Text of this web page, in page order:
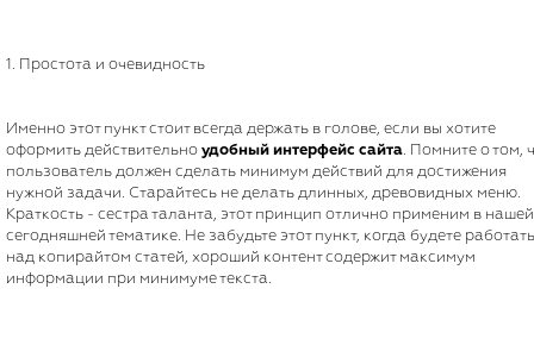
1. Простота и очевидность
Именно этот пункт стоит всегда держать в голове, если вы хотите
оформить действительно удобный интерфейс сайта . Помните о том,
пользователь должен сделать минимум действий для достижения
нужной задачи. Старайтесь не делать длинных, древовидных меню.
Краткость - сестра таланта, этот принцип отлично применим в нашей
сегодняшней тематике. Не забудьте этот пункт, когда будете работать
над копирайтом статей, хороший контент содержит максимум
информации при минимуме текста.